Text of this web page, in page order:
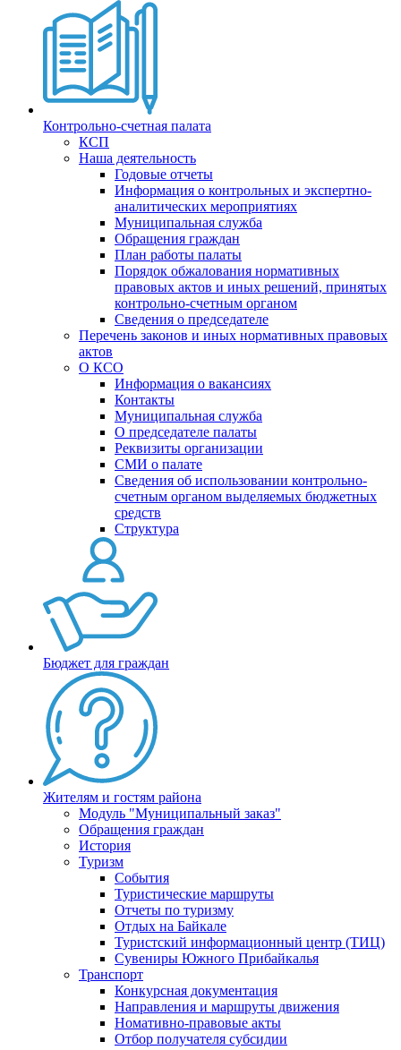
Контрольно-счетная палата
КСП
Наша деятельность
Годовые отчеты
Информация о контрольных и экспертно-
аналитических мероприятиях
Муниципальная служба
Обращения граждан
План работы палаты
Порядок обжалования нормативных
правовых актов и иных решений, принятых
контрольно-счетным органом
Сведения о председателе
Перечень законов и иных нормативных правовых
актов
О КСО
Информация о вакансиях
Контакты
Муниципальная служба
О председателе палаты
Реквизиты организации
СМИ о палате
Сведения об использовании контрольно-
счетным органом выделяемых бюджетных
средств
Структура
Бюджет для граждан
Жителям и гостям района
Модуль "Муниципальный заказ"
Обращения граждан
История
Туризм
События
Туристические маршруты
Отчеты по туризму
Отдых на Байкале
Туристский информационный центр (ТИЦ)
Сувениры Южного Прибайкалья
Транспорт
Конкурсная документация
Направления и маршруты движения
Номативно-правовые акты
Отбор получателя субсидии